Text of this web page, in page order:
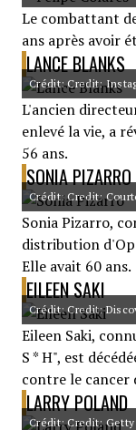
Le combattant
ans après avoir
LANCE BLANKS
Crédit: Credit:
L'ancien
enlevé la vie, a
56 ans.
SONIA PIZARRO
Crédit: Credit:
Sonia Pizarro,
distribution
Elle avait 60 ans.
EILEEN SAKI
Crédit: Credit:
Eileen Saki,
S * H", est
contre le cancer
LARRY POLAND
Crédit: Credit: Getty